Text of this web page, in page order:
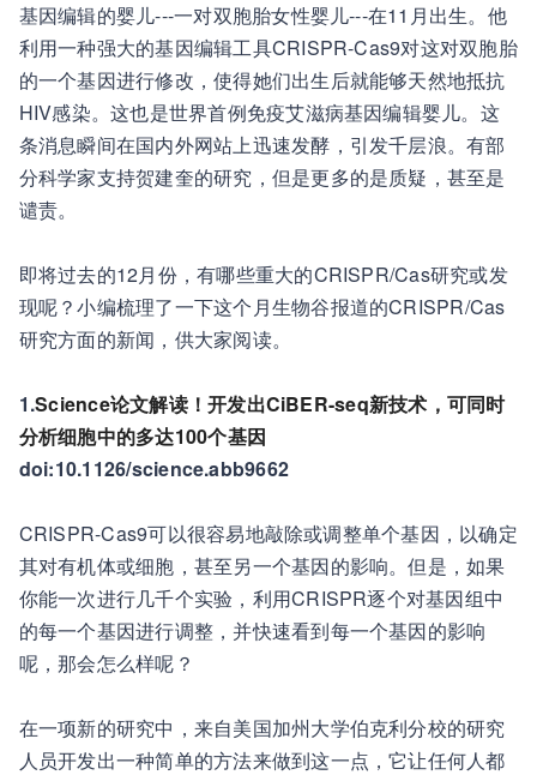
基因编辑的婴儿---一对双胞胎女性婴儿---在11月出生。他
利用一种强大的基因编辑工具CRISPR-Cas9对这对双胞胎
的一个基因进行修改，使得她们出生后就能够天然地抵抗
HIV感染。这也是世界首例免疫艾滋病基因编辑婴儿。这
条消息瞬间在国内外网站上迅速发酵，引发千层浪。有部
分科学家支持贺建奎的研究，但是更多的是质疑，甚至是
谴责。
即将过去的12月份，有哪些重大的CRISPR/Cas研究或发
现呢？小编梳理了一下这个月生物谷报道的CRISPR/Cas
研究方面的新闻，供大家阅读。
1.Science论文解读！开发出CiBER-seq新技术，可同时
分析细胞中的多达100个基因
doi:10.1126/science.abb9662
CRISPR-Cas9可以很容易地敲除或调整单个基因，以确定
其对有机体或细胞，甚至另一个基因的影响。但是，如果
你能一次进行几千个实验，利用CRISPR逐个对基因组中
的每一个基因进行调整，并快速看到每一个基因的影响
呢，那会怎么样呢？
在一项新的研究中，来自美国加州大学伯克利分校的研究
人员开发出一种简单的方法来做到这一点，它让任何人都